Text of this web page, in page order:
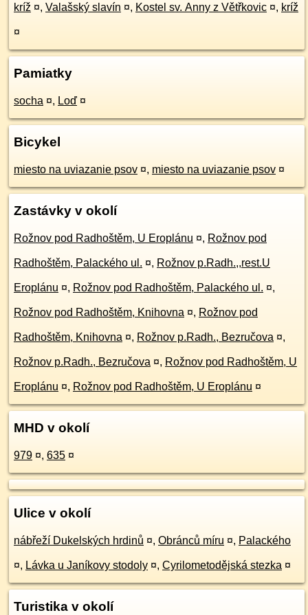
kríž ¤, Valašský slavín ¤, Kostel sv. Anny z Větřkovic ¤, kríž
¤
Pamiatky
socha ¤, Loď ¤
Bicykel
miesto na uviazanie psov ¤, miesto na uviazanie psov ¤
Zastávky v okolí
Rožnov pod Radhoštěm, U Eroplánu ¤, Rožnov pod
Radhoštěm, Palackého ul. ¤, Rožnov p.Radh.,,rest.U
Eroplánu ¤, Rožnov pod Radhoštěm, Palackého ul. ¤,
Rožnov pod Radhoštěm, Knihovna ¤, Rožnov pod
Radhoštěm, Knihovna ¤, Rožnov p.Radh., Bezručova ¤,
Rožnov p.Radh., Bezručova ¤, Rožnov pod Radhoštěm, U
Eroplánu ¤, Rožnov pod Radhoštěm, U Eroplánu ¤
MHD v okolí
979 ¤, 635 ¤
Ulice v okolí
nábřeží Dukelských hrdinů ¤, Obránců míru ¤, Palackého
¤, Lávka u Janíkovy stodoly ¤, Cyrilometodějská stezka ¤
Turistika v okolí